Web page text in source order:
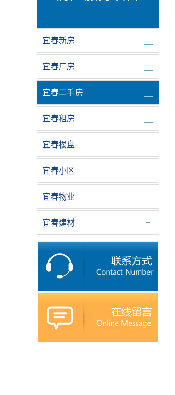
宜春新房
宜春厂房
宜春二手房
宜春租房
宜春楼盘
宜春小区
宜春物业
宜春建材